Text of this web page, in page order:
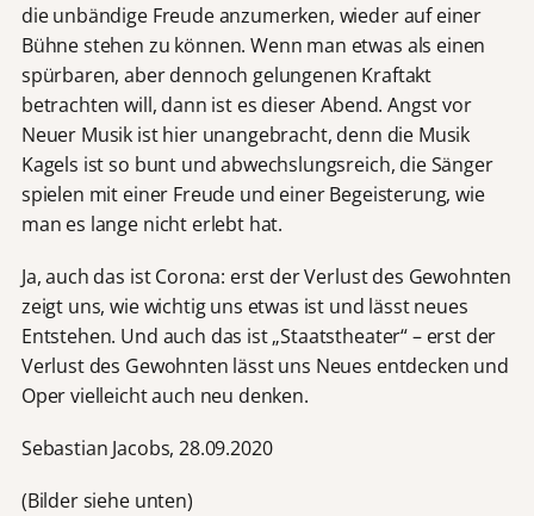
die unbändige Freude anzumerken, wieder auf einer
Bühne stehen zu können. Wenn man etwas als einen
spürbaren, aber dennoch gelungenen Kraftakt
betrachten will, dann ist es dieser Abend. Angst vor
Neuer Musik ist hier unangebracht, denn die Musik
Kagels ist so bunt und abwechslungsreich, die Sänger
spielen mit einer Freude und einer Begeisterung, wie
man es lange nicht erlebt hat.
Ja, auch das ist Corona: erst der Verlust des Gewohnten
zeigt uns, wie wichtig uns etwas ist und lässt neues
Entstehen. Und auch das ist „Staatstheater“ – erst der
Verlust des Gewohnten lässt uns Neues entdecken und
Oper vielleicht auch neu denken.
Sebastian Jacobs, 28.09.2020
(Bilder siehe unten)